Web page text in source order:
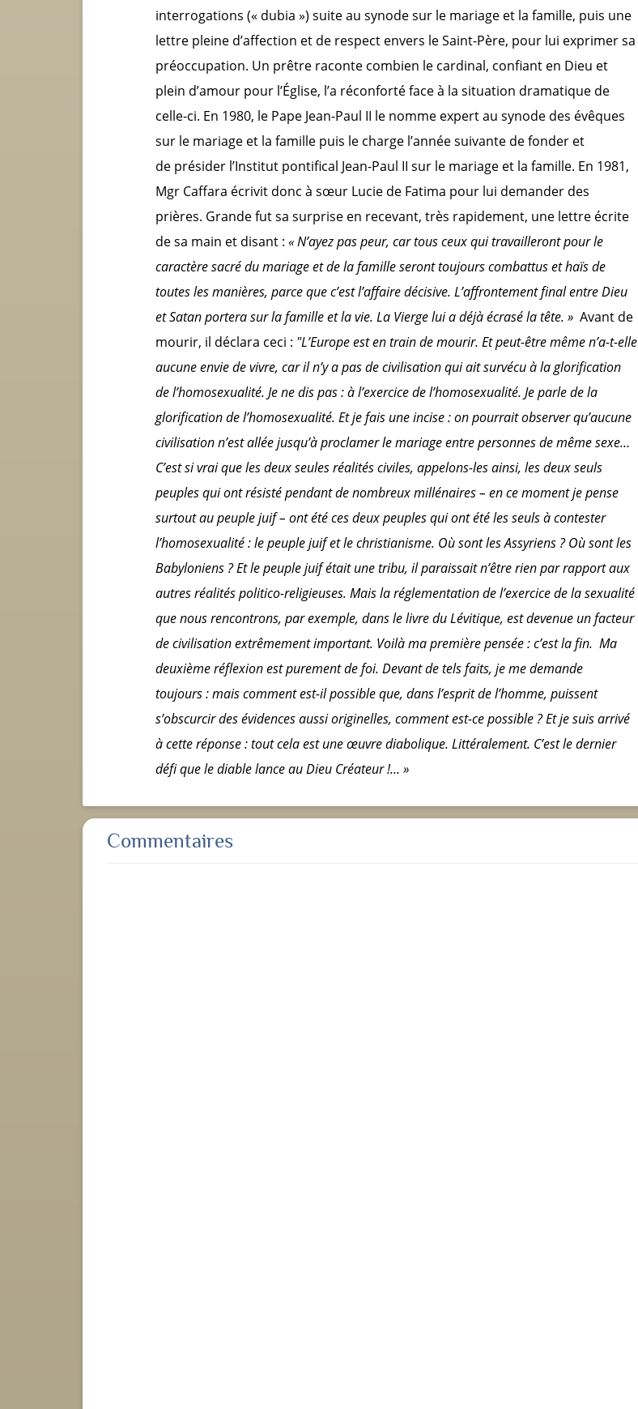
interrogations (« dubia ») suite au synode sur le mariage et la famille, puis une
lettre pleine d’affection et de respect envers le Saint-Père, pour lui exprimer sa
préoccupation. Un prêtre raconte combien le cardinal, confiant en Dieu et
plein d’amour pour l’Église, l’a réconforté face à la situation dramatique de
celle-ci. En 1980, le Pape Jean-Paul II le nomme expert au synode des évêques
sur le mariage et la famille puis le charge l’année suivante de fonder et
de présider l’Institut pontifical Jean-Paul II sur le mariage et la famille. En 1981,
Mgr Caffara écrivit donc à sœur Lucie de Fatima pour lui demander des
prières. Grande fut sa surprise en recevant, très rapidement, une lettre écrite
de sa main et disant : « N’ayez pas peur, car tous ceux qui travailleront pour le
caractère sacré du mariage et de la famille seront toujours combattus et haïs de
toutes les manières, parce que c’est l’affaire décisive. L’affrontement final entre Dieu
et Satan portera sur la famille et la vie. La Vierge lui a déjà écrasé la tête. » Avant de
mourir, il déclara ceci : "L’Europe est en train de mourir. Et peut-être même n’a-t-elle
aucune envie de vivre, car il n’y a pas de civilisation qui ait survécu à la glorification
de l’homosexualité. Je ne dis pas : à l’exercice de l’homosexualité. Je parle de la
glorification de l’homosexualité. Et je fais une incise : on pourrait observer qu’aucune
civilisation n’est allée jusqu’à proclamer le mariage entre personnes de même sexe…
C’est si vrai que les deux seules réalités civiles, appelons-les ainsi, les deux seuls
peuples qui ont résisté pendant de nombreux millénaires – en ce moment je pense
surtout au peuple juif – ont été ces deux peuples qui ont été les seuls à contester
l’homosexualité : le peuple juif et le christianisme. Où sont les Assyriens ? Où sont les
Babyloniens ? Et le peuple juif était une tribu, il paraissait n’être rien par rapport aux
autres réalités politico-religieuses. Mais la réglementation de l’exercice de la sexualité
que nous rencontrons, par exemple, dans le livre du Lévitique, est devenue un facteur
de civilisation extrêmement important. Voilà ma première pensée : c’est la fin. Ma
deuxième réflexion est purement de foi. Devant de tels faits, je me demande
toujours : mais comment est-il possible que, dans l’esprit de l’homme, puissent
s’obscurcir des évidences aussi originelles, comment est-ce possible ? Et je suis arrivé
à cette réponse : tout cela est une œuvre diabolique. Littéralement. C’est le dernier
défi que le diable lance au Dieu Créateur !... »
Commentaires